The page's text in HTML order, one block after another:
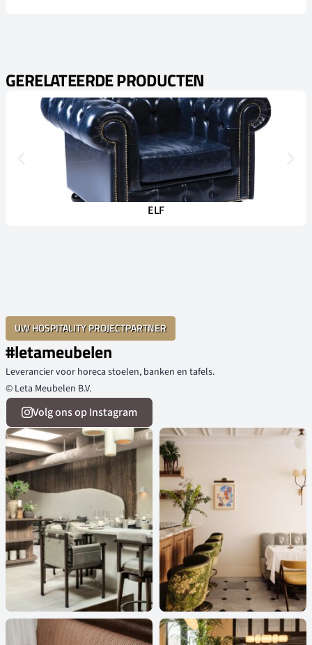
GERELATEERDE PRODUCTEN
ELF
UW HOSPITALITY PROJECTPARTNER
#letameubelen
Leverancier voor horeca stoelen, banken en tafels.
© Leta Meubelen B.V.
Volg ons op Instagram